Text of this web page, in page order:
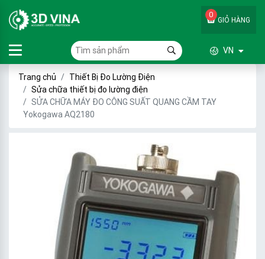
GIỎ HÀNG
0
VN
Trang chủ
Thiết Bị Đo Lường Điện
Sửa chữa thiết bị đo lường điện
SỬA CHỮA MÁY ĐO CÔNG SUẤT QUANG CẦM TAY
Yokogawa AQ2180